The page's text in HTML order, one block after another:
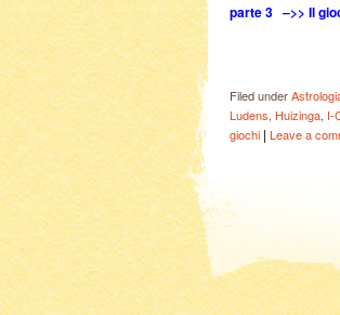
parte 3 –>> Il
Filed under
Ludens, Huizinga, I-
giochi | Leave a